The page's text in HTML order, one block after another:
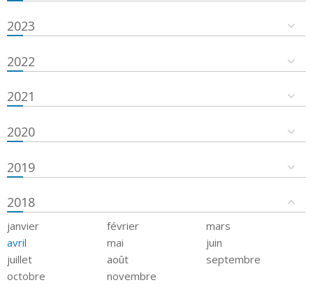
2023
2022
2021
2020
2019
2018
janvier février
mars
avril
mai
juin
juillet
août
septembre
octobre
novembre